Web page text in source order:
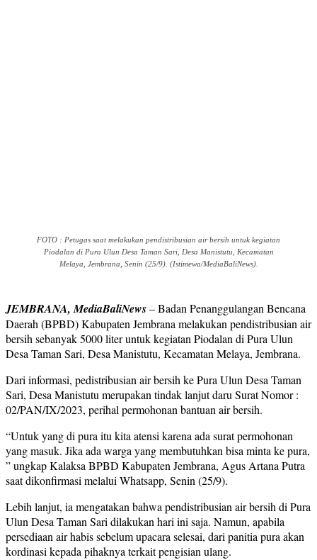
FOTO : Petugas saat melakukan pendistribusian air bersih untuk kegiatan
Piodalan di Pura Ulun Desa Taman Sari, Desa Manistutu, Kecamatan
Melaya, Jembrana, Senin (25/9). (Istimewa/MediaBaliNews).
JEMBRANA, MediaBaliNews– Badan Penanggulangan Bencana
Daerah (BPBD) Kabupaten Jembrana melakukan pendistribusian air
bersih sebanyak 5000 liter untuk kegiatan Piodalan di Pura Ulun
Desa Taman Sari, Desa Manistutu, Kecamatan Melaya, Jembrana.
Dari informasi, pedistribusian air bersih ke Pura Ulun Desa Taman
Sari, Desa Manistutu merupakan tindak lanjut daru Surat Nomor :
02/PAN/IX/2023, perihal permohonan bantuan air bersih.
“Untuk yang di pura itu kita atensi karena ada surat permohonan
yang masuk. Jika ada warga yang membutuhkan bisa minta ke pura,
” ungkap Kalaksa BPBD Kabupaten Jembrana, Agus Artana Putra
saat dikonfirmasi melalui Whatsapp, Senin (25/9).
Lebih lanjut, ia mengatakan bahwa pendistribusian air bersih di Pura
Ulun Desa Taman Sari dilakukan hari ini saja. Namun, apabila
persediaan air habis sebelum upacara selesai, dari panitia pura akan
kordinasi kepada pihaknya terkait pengisian ulang.